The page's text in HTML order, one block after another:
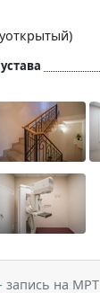
запись на МРТ